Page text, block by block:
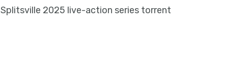
Splitsville 2025 live-action series torrent